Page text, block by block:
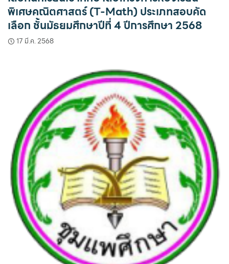
พิเศษคณิตศาสตร์ (T-Math) ประเภทสอบคัด
เลือก ชั้นมัธยมศึกษาปีที่ 4 ปีการศึกษา 2568
17 มี.ค. 2568